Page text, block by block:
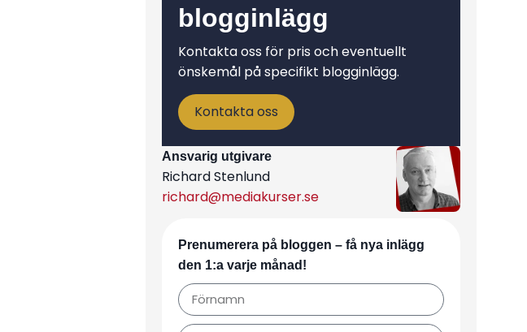
blogginlägg
Kontakta oss för pris och eventuellt
önskemål på specifikt blogginlägg.
Kontakta oss
Ansvarig utgivare
Richard Stenlund
richard@mediakurser.se
Prenumerera på bloggen – få nya inlägg
den 1:a varje månad!